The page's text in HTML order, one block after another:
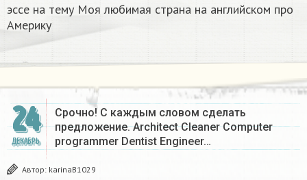
эссе на тему Моя любимая страна на английском про
Америку​
24
ДЕКАБРЬ
Срочно! С каждым словом сделать
предложение. Architect Cleaner Computer
programmer Dentist Engineer…
Автор: karinaB1029